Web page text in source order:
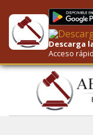
Descarga
Acceso